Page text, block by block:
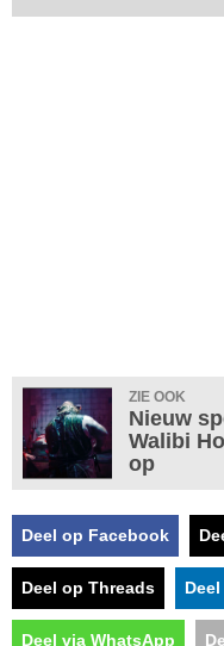
ZIE OOK
Nieuw
Walibi
op
Deel op Facebook
Deel op Threads
Deel via WhatsApp